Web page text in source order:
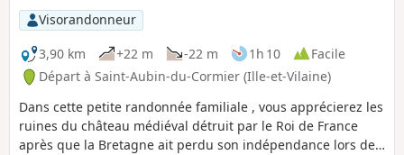
Visorandonneur
3,90 km
+22 m -22 m 1h 10
Facile
Départ à Saint-Aubin-du-Cormier (Ille-et-Vilaine)
Dans cette petite randonnée familiale , vous apprécierez les
ruines du château médiéval détruit par le Roi de France
après que la Bretagne ait perdu son indépendance lors de